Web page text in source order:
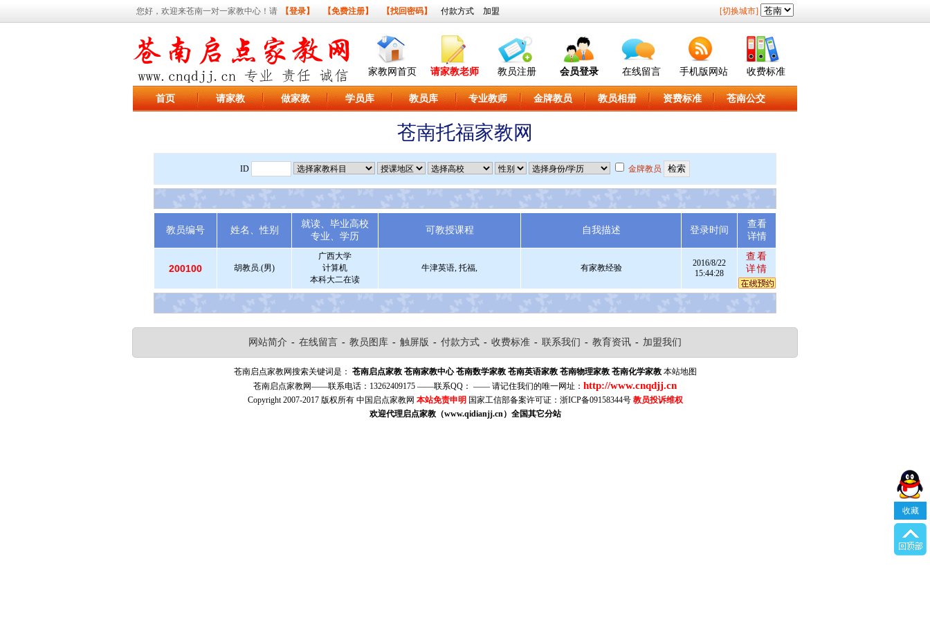
您好，欢迎来苍南一对一家教中心！请 【登录】 【免费注册】 【找回密码】 付款方式 加盟 [切换城市]
家教网首页 请家教老师 教员注册 会员登录 在线留言 手机版网站 收费标准
收藏
首页 请家教 做家教 学员库 教员库 专业教师 金牌教员 教员相册 资费标准 苍南公交
苍南托福家教网
ID 金牌教员
教员编号 姓名、性别
就读、毕业高校
专业、学历
可教授课程 自我描述 登录时间
查看
详情
200100 胡教员.(男)
广西大学
计算机
本科大二在读
牛津英语, 托福, 有家教经验
2016/8/22
15:44:28
查看
详情
网站简介 - 在线留言 - 教员图库 - 触屏版 - 付款方式 - 收费标准 - 联系我们 - 教育资讯 - 加盟我们
苍南启点家教网搜索关键词是： 苍南启点家教 苍南家教中心 苍南数学家教 苍南英语家教 苍南物理家教 苍南化学家教 本站地图
苍南启点家教网——联系电话：13262409175 ——联系QQ： —— 请记住我们的唯一网址： http://www.cnqdjj.cn
Copyright 2007-2017 版权所有 中国启点家教网 本站免责申明 国家工信部备案许可证：浙ICP备09158344号 教员投诉维权
欢迎代理启点家教（www.qidianjj.cn）全国其它分站